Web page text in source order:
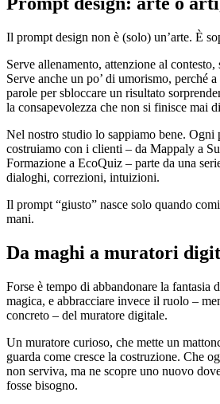
Il prompt design non è (solo) un’arte. È
Serve allenamento, attenzione al
Serve anche un po’ di umorismo, perché
parole per sbloccare un risultato
la consapevolezza che non si finisce mai
Nel nostro studio lo sappiamo bene. Ogni
costruiamo con i clienti – da Mappaly a
Formazione a EcoQuiz – parte da una
dialoghi, correzioni, intuizioni.
Il prompt “giusto” nasce solo quando
mani.
Da maghi a muratori
Forse è tempo di abbandonare la fantasia
magica, e abbracciare invece il ruolo –
concreto – del muratore digitale.
Un muratore curioso, che mette un
guarda come cresce la costruzione. Che
non serviva, ma ne scopre uno nuovo
fosse bisogno.